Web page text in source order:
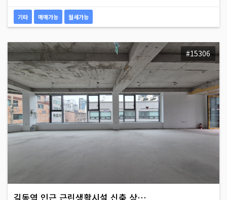
기타 매매가능 월세가능
#15306
길동역 인근 근린생활시설 신축 상…